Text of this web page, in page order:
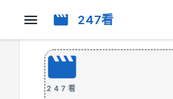
247看
247看